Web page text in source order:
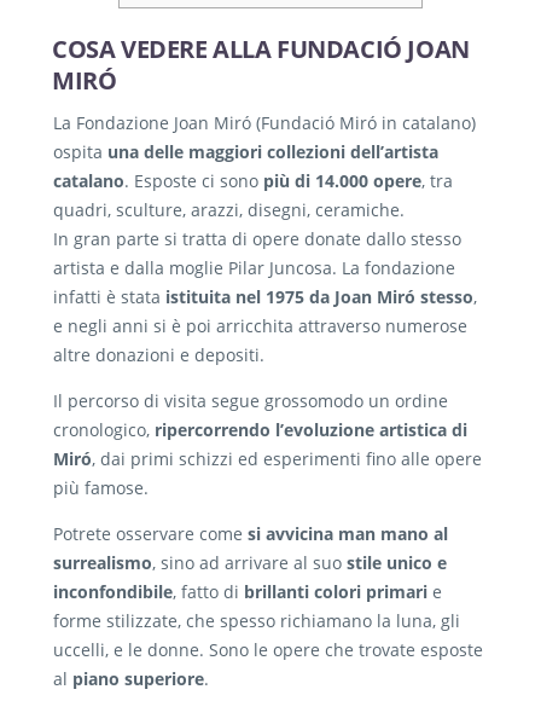
COSA VEDERE ALLA FUNDACIÓ JOAN
MIRÓ
La Fondazione Joan Miró (Fundació Miró in catalano)
ospita una delle maggiori collezioni dell’artista
catalano. Esposte ci sono più di 14.000 opere, tra
quadri, sculture, arazzi, disegni, ceramiche.
In gran parte si tratta di opere donate dallo stesso
artista e dalla moglie Pilar Juncosa. La fondazione
infatti è stata istituita nel 1975 da Joan Miró stesso,
e negli anni si è poi arricchita attraverso numerose
altre donazioni e depositi.
Il percorso di visita segue grossomodo un ordine
cronologico, ripercorrendo l’evoluzione artistica di
Miró, dai primi schizzi ed esperimenti fino alle opere
più famose.
Potrete osservare come si avvicina man mano al
surrealismo, sino ad arrivare al suo stile unico e
inconfondibile, fatto di brillanti colori primari e
forme stilizzate, che spesso richiamano la luna, gli
uccelli, e le donne. Sono le opere che trovate esposte
al piano superiore.